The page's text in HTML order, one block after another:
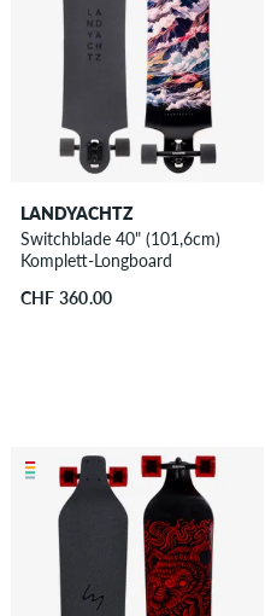
LANDYACHTZ
Switchblade 40" (101,6cm)
Komplett-Longboard
CHF 360.00